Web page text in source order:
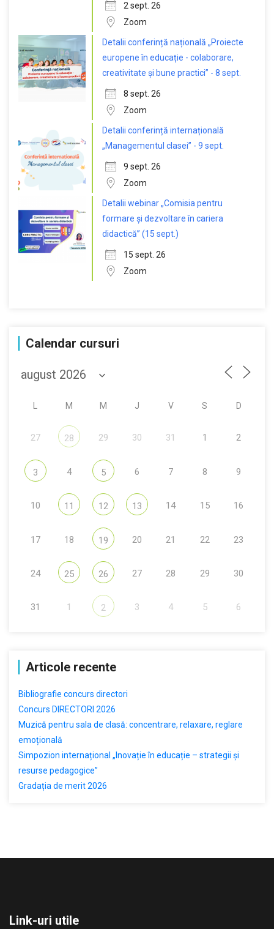
2 sept. 26
Zoom
Detalii conferință națională „Proiecte
europene în educație - colaborare,
creativitate și bune practici” - 8 sept.
8 sept. 26
Zoom
Detalii conferință internațională
„Managementul clasei” - 9 sept.
9 sept. 26
Zoom
Detalii webinar „Comisia pentru
formare și dezvoltare în cariera
didactică” (15 sept.)
15 sept. 26
Zoom
Calendar cursuri
L M M J V S D
27 28 29 30 31 1 2
3 4 5 6 7 8 9
10 11 12 13 14 15 16
17 18 19 20 21 22 23
24 25 26 27 28 29 30
31 1 2 3 4 5 6
Articole recente
Bibliografie concurs directori
Concurs DIRECTORI 2026
Muzică pentru sala de clasă: concentrare, relaxare, reglare
emoțională
Simpozion internațional „Inovație în educație – strategii și
resurse pedagogice”
Gradația de merit 2026
Link-uri utile